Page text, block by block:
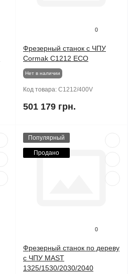
0
Фрезерный станок с ЧПУ
Cormak C1212 ECO
Нет в наличии
Код товара: C1212/400V
501 179 грн.
Популярный
Продано
0
Фрезерный станок по дереву
с ЧПУ MAST
1325/1530/2030/2040